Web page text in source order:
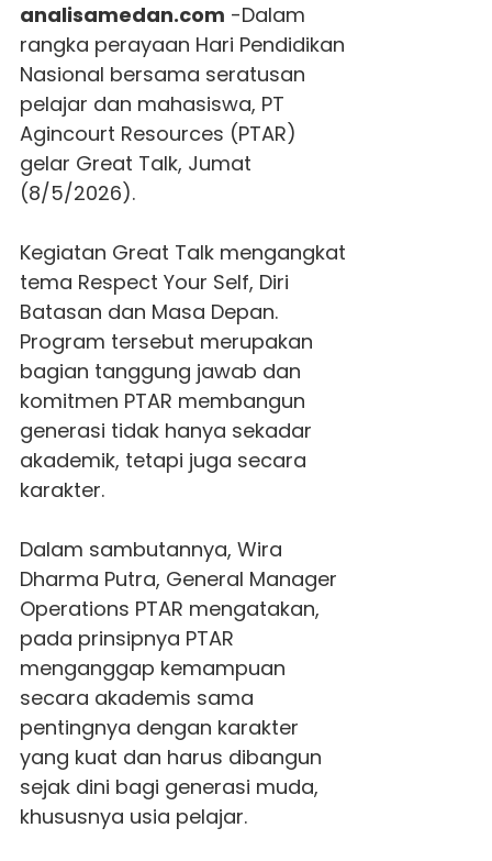
analisamedan.com -Dalam
rangka perayaan Hari Pendidikan
Nasional bersama seratusan
pelajar dan mahasiswa, PT
Agincourt Resources (PTAR)
gelar Great Talk, Jumat
(8/5/2026).
Kegiatan Great Talk mengangkat
tema Respect Your Self, Diri
Batasan dan Masa Depan.
Program tersebut merupakan
bagian tanggung jawab dan
komitmen PTAR membangun
generasi tidak hanya sekadar
akademik, tetapi juga secara
karakter.
Dalam sambutannya, Wira
Dharma Putra, General Manager
Operations PTAR mengatakan,
pada prinsipnya PTAR
menganggap kemampuan
secara akademis sama
pentingnya dengan karakter
yang kuat dan harus dibangun
sejak dini bagi generasi muda,
khususnya usia pelajar.